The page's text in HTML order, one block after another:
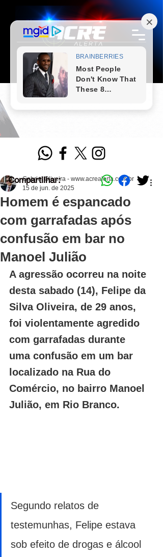
Homem é espancado
com garrafadas após
confusão em bar no
Manoel Julião
Gabriel Oliveira - www.acrealerta.com.br
15 de jun. de 2025
A agressão ocorreu na noite
desta sabado (14), Felipe da
Silva Oliveira, de 29 anos,
foi violentamente agredido
com garrafadas durante
uma confusão em um bar
localizado na Rua do
Comércio, no bairro Manoel
Julião, em Rio Branco.
Segundo relatos de
testemunhas, Felipe estava
sob efeito de drogas e álcool
Compartilhar: